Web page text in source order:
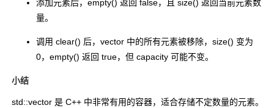
添加元素后， empty() 返回 false，且 size() 返回当前元素数
量。
调用 clear() 后， vector 中的所有元素被移除， size() 变为
0， empty() 返回 true，但 capacity 可能不变。
小结
std::vector 是 C++ 中非常有用的容器，适合存储不定数量的元素。